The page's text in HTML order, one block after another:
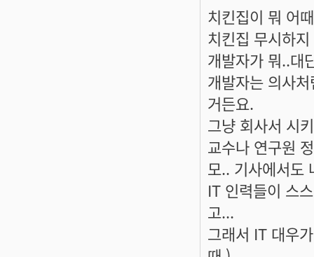
치킨집이 뭐 어
치킨집 무시하
개발자가 뭐..대
개발자는 의사
거든요.
그냥 회사서 시
교수나 연구원
모.. 기사에서도
IT 인력들이 스
고...
그래서 IT 대우